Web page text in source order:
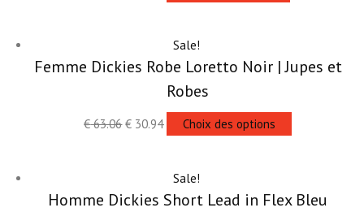
Sale!
Femme Dickies Robe Loretto Noir | Jupes et
Robes
€63.06 € 30.94 Choix des options
Sale!
Homme Dickies Short Lead in Flex Bleu